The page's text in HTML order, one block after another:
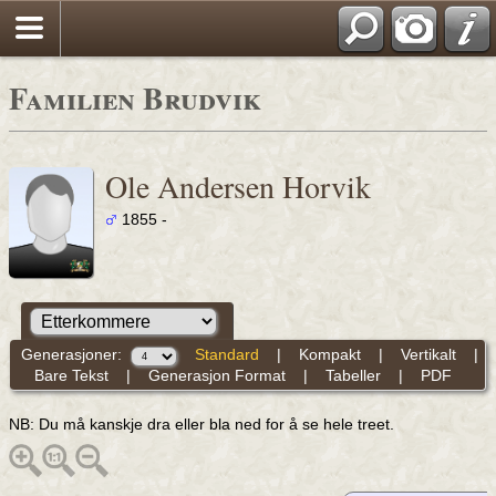
Familien Brudvik
Ole Andersen Horvik
1855 -
Generasjoner: Standard | Kompakt| Vertikalt|
Bare Tekst| Generasjon Format| Tabeller| PDF
NB: Du må kanskje dra eller bla ned for å se hele treet.